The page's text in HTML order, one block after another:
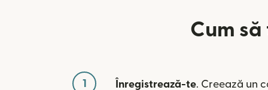
Cum
1 Înregistrează-te. Creează un